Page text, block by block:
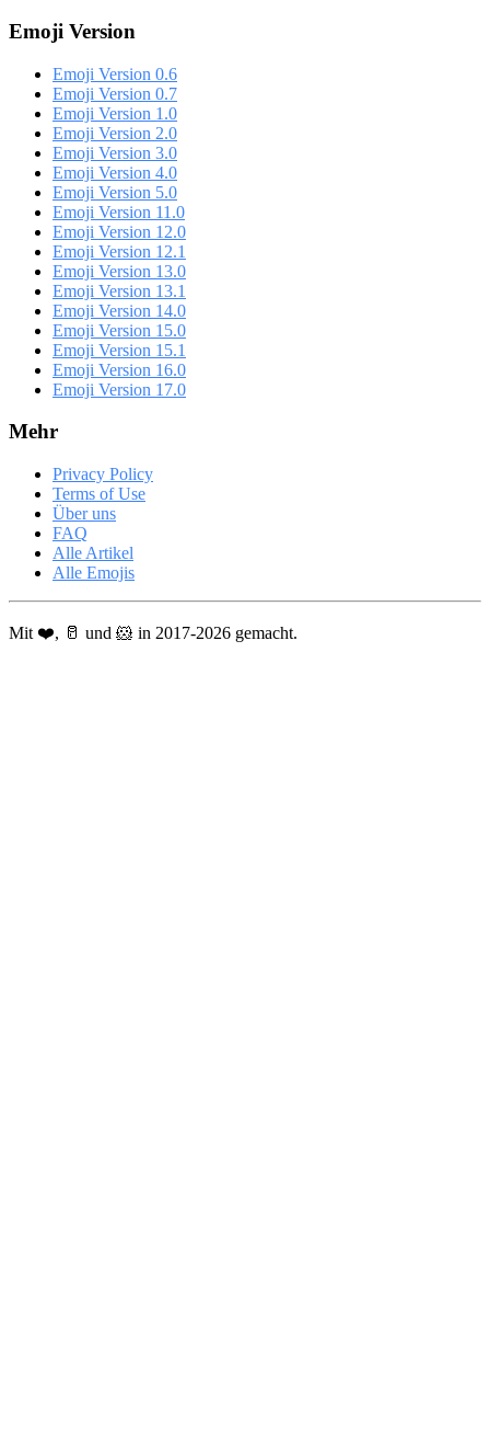
Emoji Version
Emoji Version 0.6
Emoji Version 0.7
Emoji Version 1.0
Emoji Version 2.0
Emoji Version 3.0
Emoji Version 4.0
Emoji Version 5.0
Emoji Version 11.0
Emoji Version 12.0
Emoji Version 12.1
Emoji Version 13.0
Emoji Version 13.1
Emoji Version 14.0
Emoji Version 15.0
Emoji Version 15.1
Emoji Version 16.0
Emoji Version 17.0
Mehr
Privacy Policy
Terms of Use
Über uns
FAQ
Alle Artikel
Alle Emojis
Mit ❤️, 🥛 und 🐹 in 2017-2026 gemacht.